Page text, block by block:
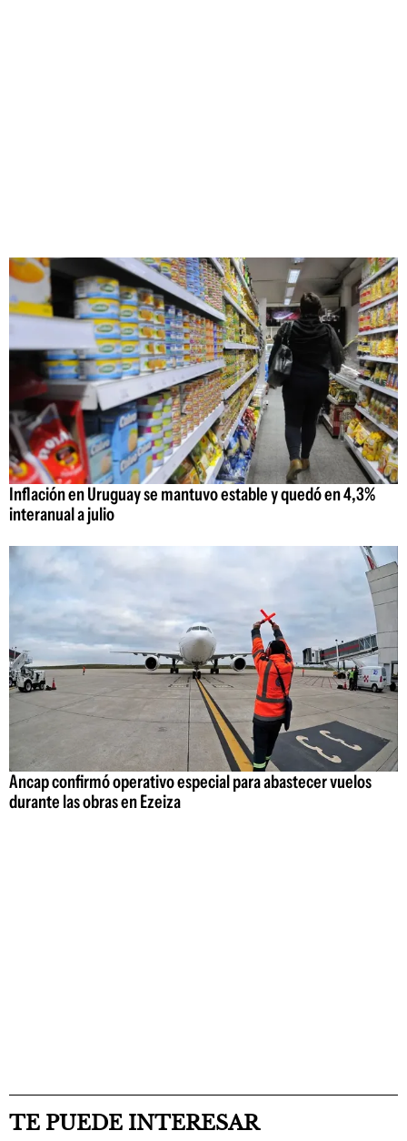
Inflación en Uruguay se mantuvo estable y quedó en 4,3%
interanual a julio
Ancap confirmó operativo especial para abastecer vuelos
durante las obras en Ezeiza
TE PUEDE INTERESAR